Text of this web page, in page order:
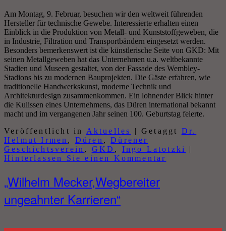
Am Montag, 9. Februar, besuchen wir den weltweit führenden
Hersteller für technische Gewebe. Interessierte erhalten einen
Einblick in die Produktion von Metall- und Kunststoffgeweben, die
in Industrie, Filtration und Transportbändern eingesetzt werden.
Besonders bemerkenswert ist die künstlerische Seite von GKD: Mit
seinen Metallgeweben hat das Unternehmen u.a. weltbekannte
Stadien und Museen gestaltet, von der Fassade des Wembley-
Stadions bis zu modernen Bauprojekten. Die Gäste erfahren, wie
traditionelle Handwerkskunst, moderne Technik und
Architekturdesign zusammenkommen. Ein lohnender Blick hinter
die Kulissen eines Unternehmens, das Düren international bekannt
macht und im vergangenen Jahr seinen 100. Geburtstag feierte.
Veröffentlicht in Aktuelles | Getaggt
Dr.
Helmut Irmen , Düren ,Dürener
Geschichtsverein , GKD , Ingo Latotzki
|
Hinterlassen Sie einen Kommentar
„Wilhelm Mecker,Wegbereiter
ungeahnter Karrieren“